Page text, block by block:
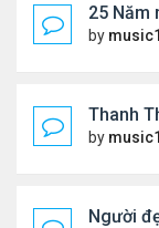
25 Năm
by
Thanh
by
Người